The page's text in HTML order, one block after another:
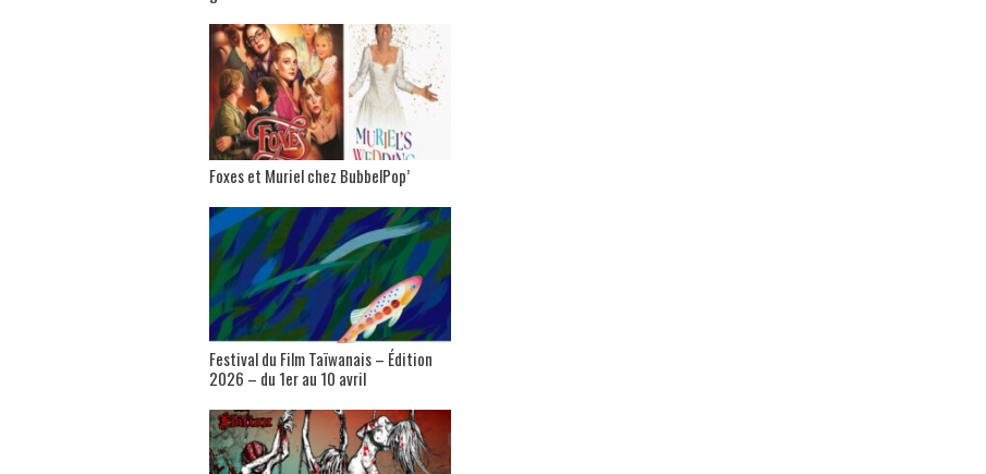
Foxes et Muriel chez BubbelPop’
Festival du Film Taïwanais – Édition
2026 – du 1er au 10 avril